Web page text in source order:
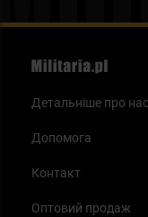
Детальніше про нас
Допомога
Контакт
Оптовий продаж